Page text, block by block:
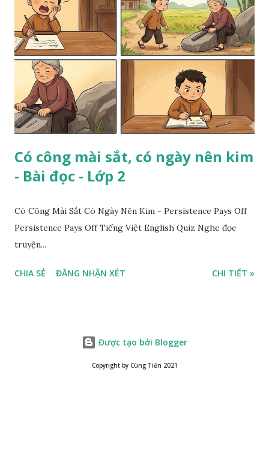
Có công mài sắt, có ngày nên kim
- Bài đọc - Lớp 2
Có Công Mài Sắt Có Ngày Nên Kim - Persistence Pays Off
Persistence Pays Off Tiếng Việt English Quiz Nghe đọc
truyện...
CHIA SẺ ĐĂNG NHẬN XÉT CHI TIẾT »
Được tạo bởi Blogger
Copyright by Cùng Tiến 2021